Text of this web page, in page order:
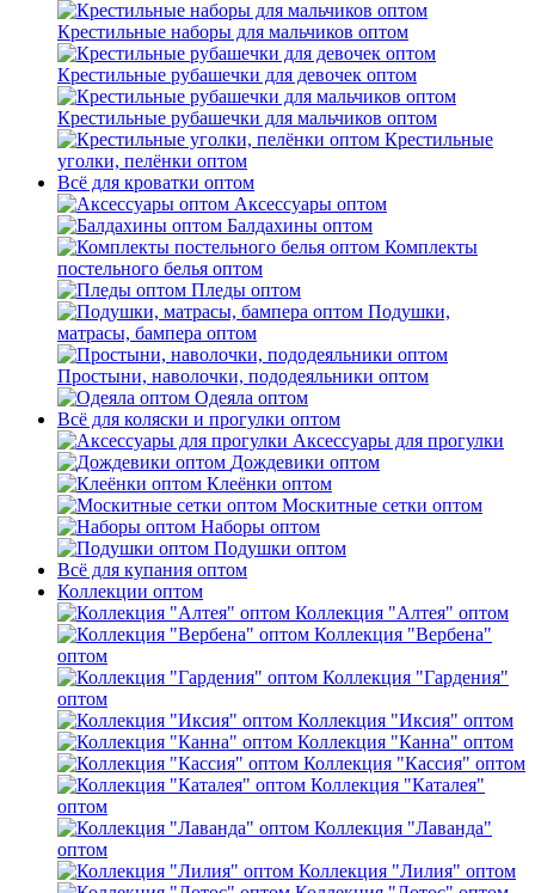
Крестильные наборы для мальчиков оптом
Крестильные рубашечки для девочек оптом
Крестильные рубашечки для мальчиков оптом
Крестильные
уголки, пелёнки оптом
Всё для кроватки оптом
Аксессуары оптом
Балдахины оптом
Комплекты
постельного белья оптом
Пледы оптом
Подушки,
матрасы, бампера оптом
Простыни, наволочки, пододеяльники оптом
Одеяла оптом
Всё для коляски и прогулки оптом
Аксессуары для прогулки
Дождевики оптом
Клеёнки оптом
Москитные сетки оптом
Наборы оптом
Подушки оптом
Всё для купания оптом
Коллекции оптом
Коллекция "Алтея" оптом
Коллекция "Вербена"
оптом
Коллекция "Гардения"
оптом
Коллекция "Иксия" оптом
Коллекция "Канна" оптом
Коллекция "Кассия" оптом
Коллекция "Каталея"
оптом
Коллекция "Лаванда"
оптом
Коллекция "Лилия" оптом